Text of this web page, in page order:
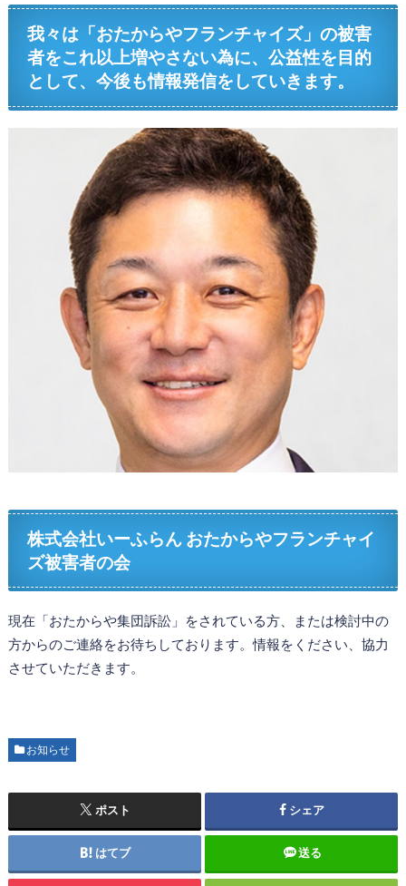
我々は「おたからやフランチャイズ」の被害
者をこれ以上増やさない為に、公益性を目的
として、今後も情報発信をしていきます。
株式会社いーふらん おたからやフランチャイ
ズ被害者の会
現在「おたからや集団訴訟」をされている方、または検討中の
方からのご連絡をお待ちしております。情報をください、協力
させていただきます。
お知らせ
ポスト シェア
はてブ 送る